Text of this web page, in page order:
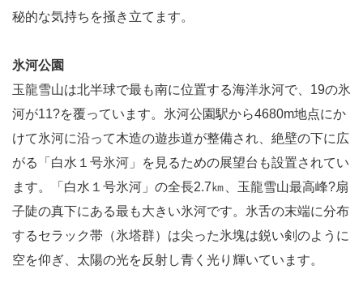
秘的な気持ちを掻き立てます。
氷河公園
玉龍雪山は北半球で最も南に位置する海洋氷河で、19の氷
河が11?を覆っています。氷河公園駅から4680m地点にか
けて氷河に沿って木造の遊歩道が整備され、絶壁の下に広
がる「白水１号氷河」を見るための展望台も設置されてい
ます。「白水１号氷河」の全長2.7㎞、玉龍雪山最高峰?扇
子陡の真下にある最も大きい氷河です。氷舌の末端に分布
するセラック帯（氷塔群）は尖った氷塊は鋭い剣のように
空を仰ぎ、太陽の光を反射し青く光り輝いています。